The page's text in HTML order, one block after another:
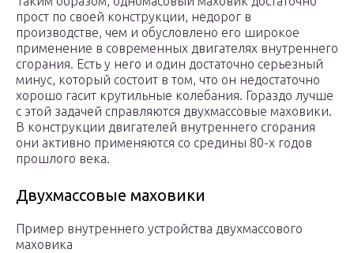
прост по своей конструкции, недорог в
производстве, чем и обусловлено его широкое
применение в современных двигателях внутреннего
сгорания. Есть у него и один достаточно серьезный
минус, который состоит в том, что он недостаточно
хорошо гасит крутильные колебания. Гораздо лучше
с этой задачей справляются двухмассовые маховики.
В конструкции двигателей внутреннего сгорания
они активно применяются со средины 80-х годов
прошлого века.
Двухмассовые маховики
Пример внутреннего устройства двухмассового
маховика